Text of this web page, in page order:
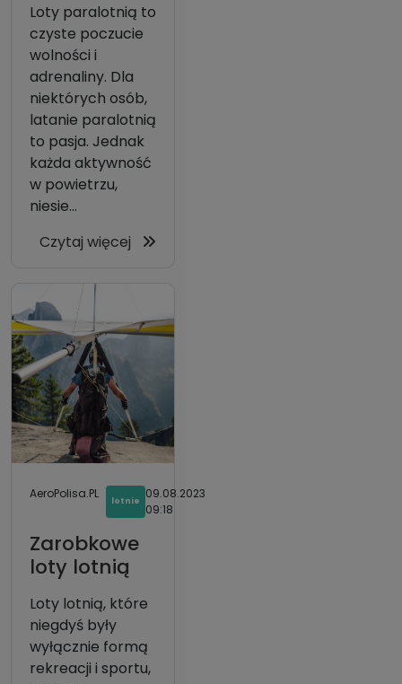
Loty paralotnią to
czyste poczucie
wolności i
adrenaliny. Dla
niektórych osób,
latanie paralotnią
to pasja. Jednak
każda aktywność
w powietrzu,
niesie...
Czytaj więcej
AeroPolisa.PL
lotnie
09.08.2023
09:18
Zarobkowe
loty lotnią
Loty lotnią, które
niegdyś były
wyłącznie formą
rekreacji i sportu,